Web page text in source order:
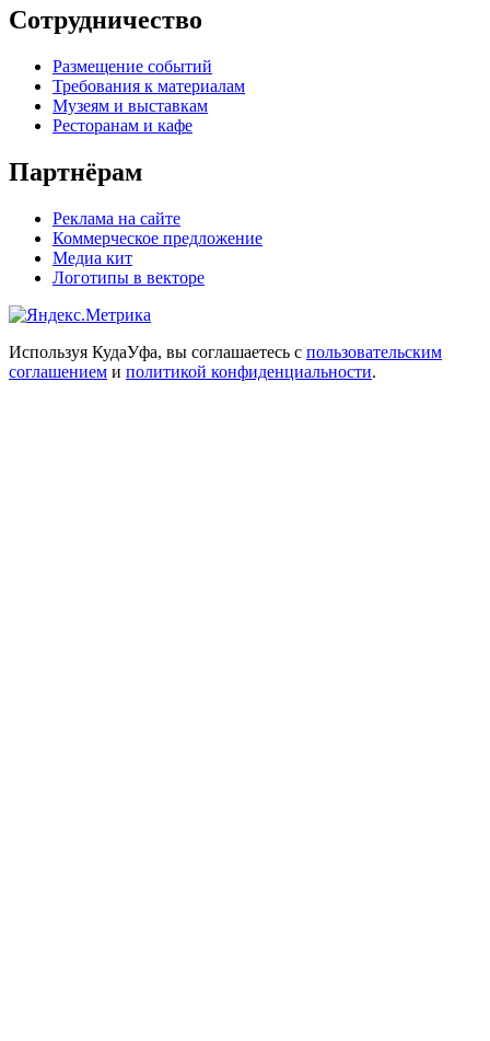
Сотрудничество
Размещение событий
Требования к материалам
Музеям и выставкам
Ресторанам и кафе
Партнёрам
Реклама на сайте
Коммерческое предложение
Медиа кит
Логотипы в векторе
Используя КудаУфа, вы соглашаетесь с пользовательским
соглашением и политикой конфиденциальности.